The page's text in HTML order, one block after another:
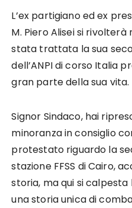
L’ex partigiano ed ex
M. Piero Alisei si
stata trattata la sua
dell’ANPI di corso Italia
gran parte della sua vita.
Signor Sindaco, hai
minoranza in consiglio
protestato riguardo la
stazione FFSS di Cairo,
storia, ma qui si calpesta
una storia unica di